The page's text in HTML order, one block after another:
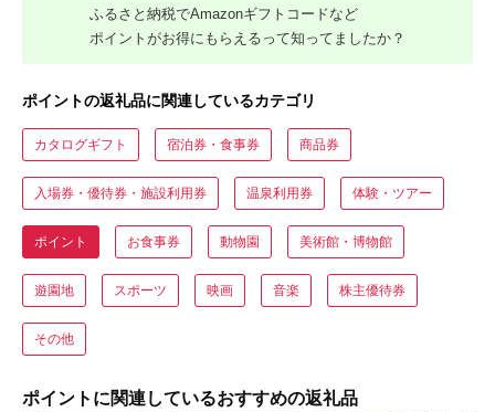
ふるさと納税でAmazonギフトコードなど
ポイントがお得にもらえるって知ってましたか？
ポイントの返礼品に関連しているカテゴリ
カタログギフト 宿泊券・食事券 商品券
入場券・優待券・施設利用券 温泉利用券 体験・ツアー
ポイント お食事券 動物園 美術館・博物館
遊園地 スポーツ 映画 音楽 株主優待券
その他
ポイントに関連しているおすすめの返礼品